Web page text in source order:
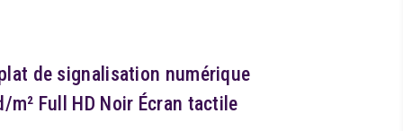
de signalisation numérique
m² Full HD Noir Écran tactile